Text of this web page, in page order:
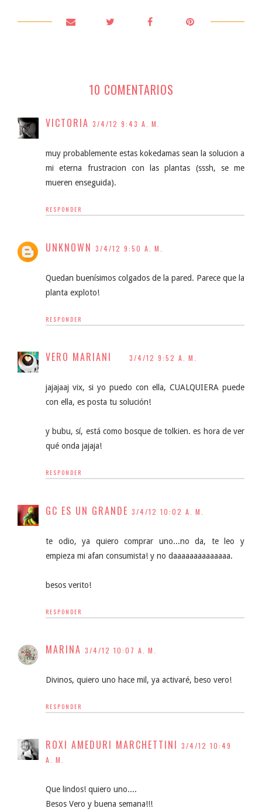
10 COMENTARIOS
VICTORIA 3/4/12 9:43 A. M.
muy probablemente estas kokedamas sean la solucion a
mi eterna frustracion con las plantas (sssh, se me
mueren enseguida).
RESPONDER
UNKNOWN 3/4/12 9:50 A. M.
Quedan buenísimos colgados de la pared. Parece que la
planta exploto!
RESPONDER
VERO MARIANI 3/4/12 9:52 A. M.
jajajaaj vix, si yo puedo con ella, CUALQUIERA puede
con ella, es posta tu solución!
y bubu, sí, está como bosque de tolkien. es hora de ver
qué onda jajaja!
RESPONDER
GC ES UN GRANDE 3/4/12 10:02 A. M.
te odio, ya quiero comprar uno...no da, te leo y
empieza mi afan consumista! y no daaaaaaaaaaaaaa.
besos verito!
RESPONDER
MARINA 3/4/12 10:07 A. M.
Divinos, quiero uno hace mil, ya activaré, beso vero!
RESPONDER
ROXI AMEDURI MARCHETTINI 3/4/12 10:49
A. M.
Que lindos! quiero uno....
Besos Vero y buena semana!!!